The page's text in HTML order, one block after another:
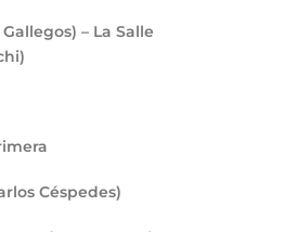
– La Salle
Céspedes)